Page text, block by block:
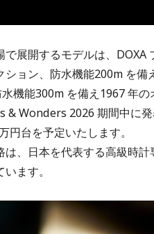
で展開するモデルは、
ション、防水機能200m を
機能300m を備え1967 年
& Wonders 2026 期間中に
円台を予定いたします。
は、日本を代表する高級時
ます。